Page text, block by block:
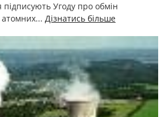
Угоду про обмін
атомних... Дізнатись більше